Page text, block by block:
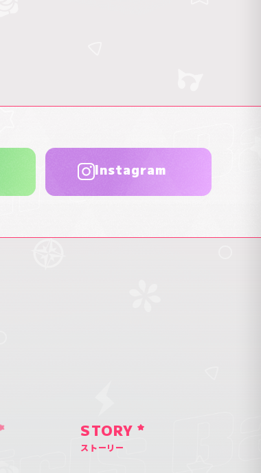
Instagram
STORY
ストーリー